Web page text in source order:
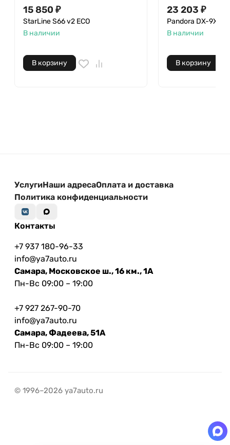
15 850 ₽
StarLine S66 v2 ECO
В наличии
В корзину
23 203 ₽
Pandora DX-9X
В наличии
В корзину
УслугиНаши адресаОплата и доставка
Политика конфиденциальности
Контакты
+7 937 180-96-33
info@ya7auto.ru
Самара, Московское ш., 16 км., 1А
Пн-Вс 09:00 – 19:00
+7 927 267-90-70
info@ya7auto.ru
Самара, Фадеева, 51А
Пн-Вс 09:00 – 19:00
© 1996–2026 ya7auto.ru